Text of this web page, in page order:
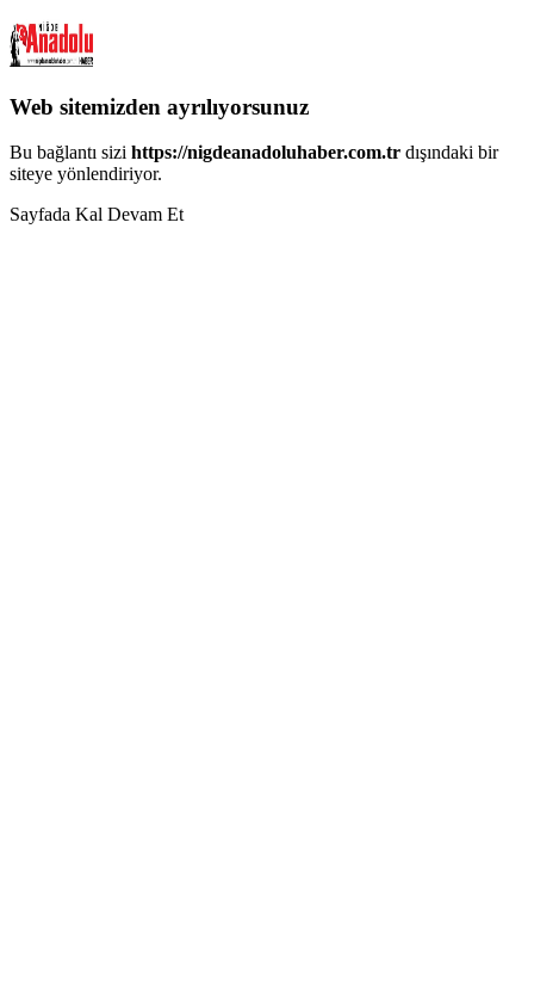
Web sitemizden ayrılıyorsunuz
Bu bağlantı sizi https://nigdeanadoluhaber.com.tr dışındaki bir
siteye yönlendiriyor.
Sayfada Kal Devam Et